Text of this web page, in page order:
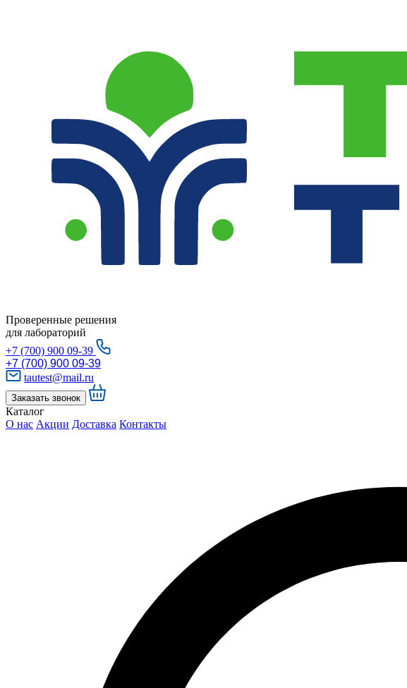
Проверенные решения
для лабораторий
+7 (700) 900 09-39
+7 (700) 900 09-39
tautest@mail.ru
Заказать звонок
Каталог
О нас Акции Доставка Контакты